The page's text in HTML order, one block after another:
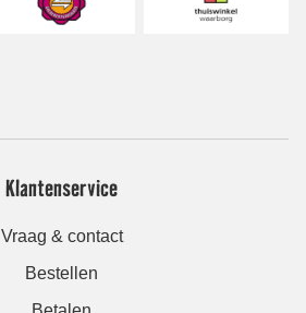
Klantenservice
Vraag & contact
Bestellen